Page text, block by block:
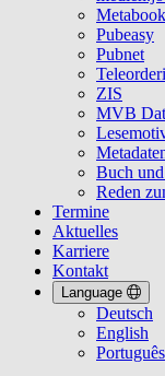
Pubeasy
Pubnet
ZIS
MVB
Buch
Reden
Termine
Aktuelles
Karriere
Kontakt
Language
Deutsch
English
Português